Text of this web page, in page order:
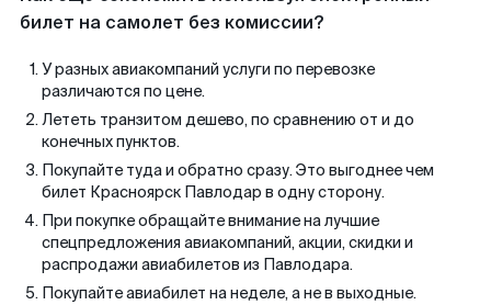
билет на самолет без комиссии?
У разных авиакомпаний услуги по перевозке
различаются по цене.
Лететь транзитом дешево, по сравнению от и до
конечных пунктов.
Покупайте туда и обратно сразу. Это выгоднее чем
билет Красноярск Павлодар в одну сторону.
При покупке обращайте внимание на лучшие
спецпредложения авиакомпаний, акции, скидки и
распродажи авиабилетов из Павлодара.
Покупайте авиабилет на неделе, а не в выходные.